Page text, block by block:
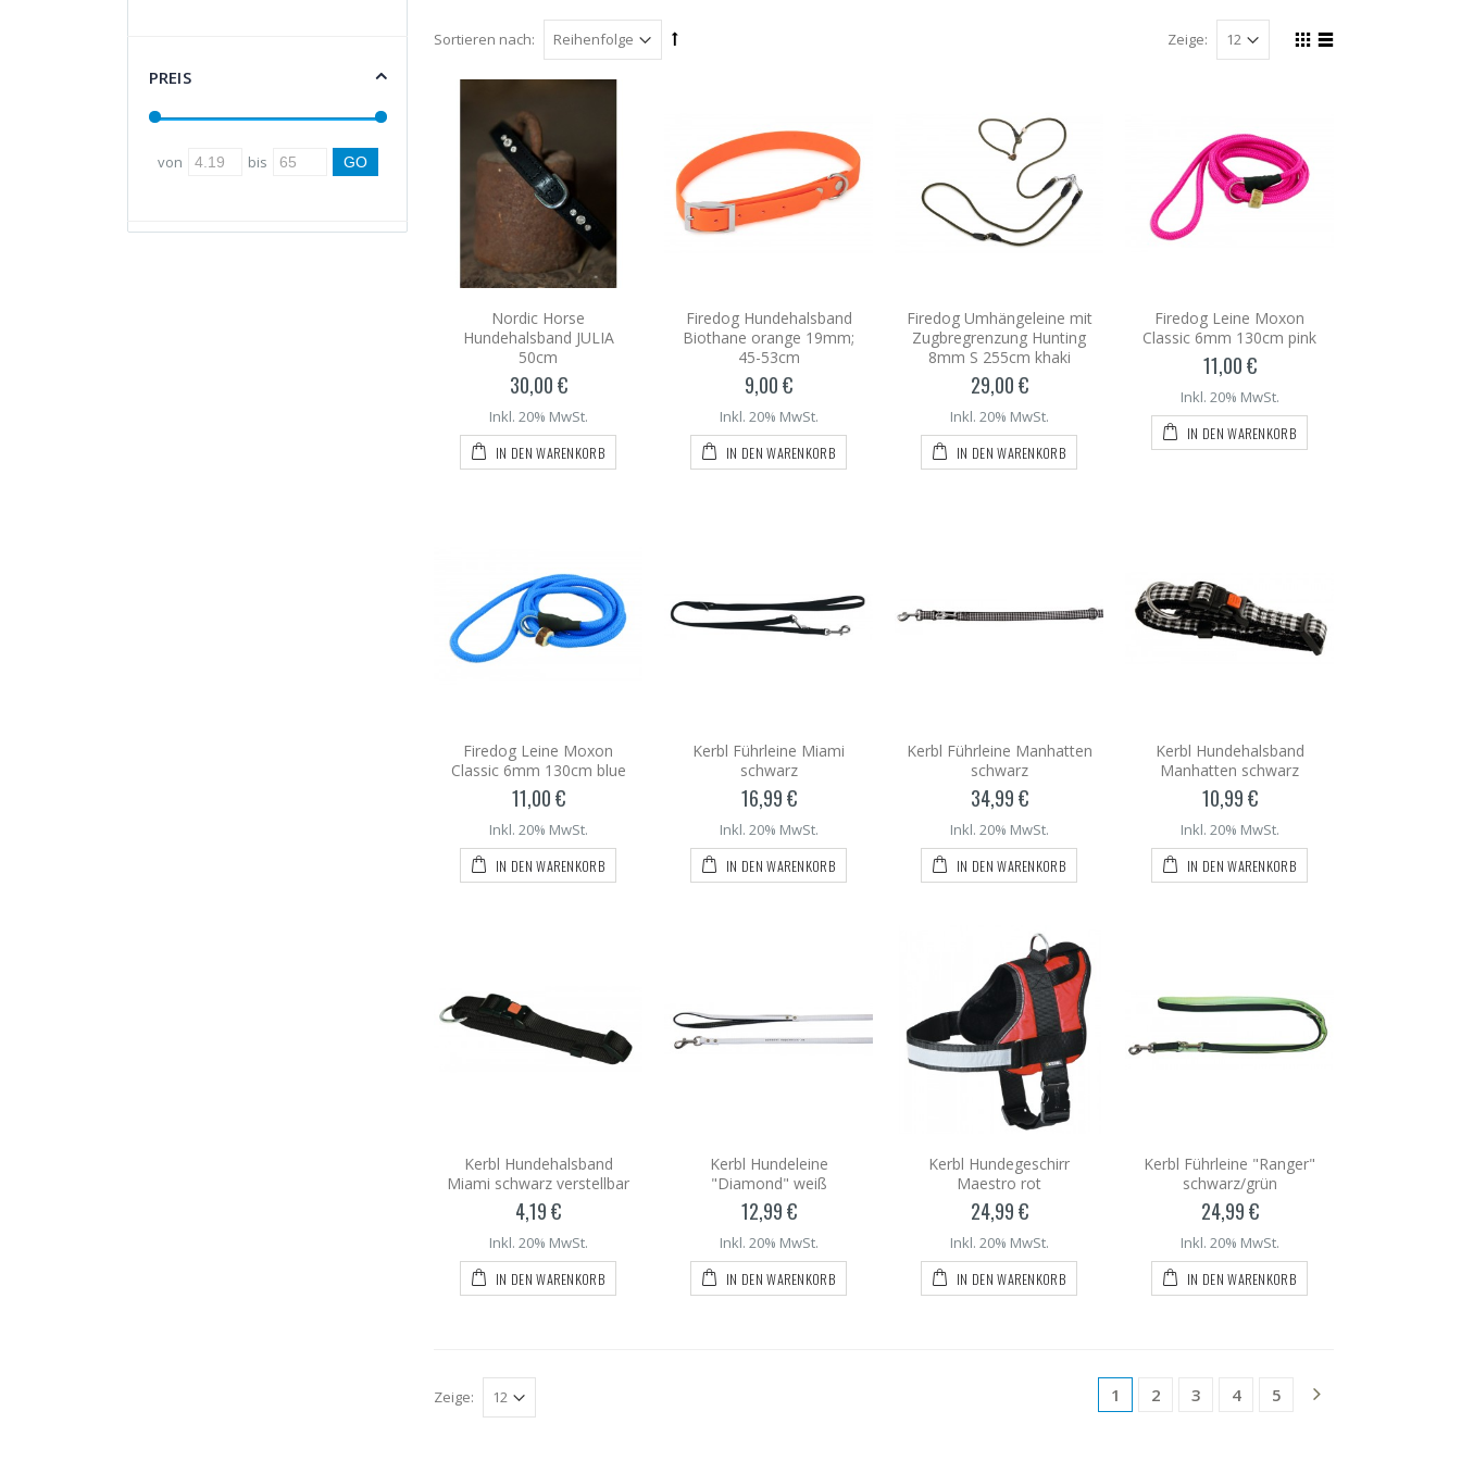
Sortieren nach: Zeige:
Nordic Horse
Hundehalsband JULIA
50cm
30,00 €
Inkl. 20% MwSt.
IN DEN WARENKORB
Firedog Hundehalsband
Biothane orange 19mm;
45-53cm
9,00 €
Inkl. 20% MwSt.
IN DEN WARENKORB
Firedog Umhängeleine mit
Zugbregrenzung Hunting
8mm S 255cm khaki
29,00 €
Inkl. 20% MwSt.
IN DEN WARENKORB
Firedog Leine Moxon
Classic 6mm 130cm pink
11,00 €
Inkl. 20% MwSt.
IN DEN WARENKORB
Firedog Leine Moxon
Classic 6mm 130cm blue
11,00 €
Inkl. 20% MwSt.
IN DEN WARENKORB
Kerbl Führleine Miami
schwarz
16,99 €
Inkl. 20% MwSt.
IN DEN WARENKORB
Kerbl Führleine Manhatten
schwarz
34,99 €
Inkl. 20% MwSt.
IN DEN WARENKORB
Kerbl Hundehalsband
Manhatten schwarz
10,99 €
Inkl. 20% MwSt.
IN DEN WARENKORB
Kerbl Hundehalsband
Miami schwarz verstellbar
4,19 €
Inkl. 20% MwSt.
IN DEN WARENKORB
Kerbl Hundeleine
"Diamond" weiß
12,99 €
Inkl. 20% MwSt.
IN DEN WARENKORB
Kerbl Hundegeschirr
Maestro rot
24,99 €
Inkl. 20% MwSt.
IN DEN WARENKORB
Kerbl Führleine "Ranger"
schwarz/grün
24,99 €
Inkl. 20% MwSt.
IN DEN WARENKORB
1 2 3 4 5
Zeige:
PREIS
von bis